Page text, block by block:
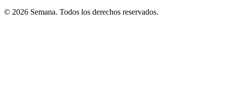
© 2026 Semana. Todos los derechos reservados.